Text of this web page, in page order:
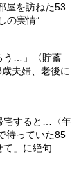
屋を訪ねた53
の実情”
う…」〈貯蓄
夫婦、老後に
宅すると…〈年
待っていた85
て」に絶句